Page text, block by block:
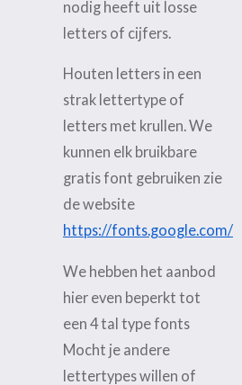
nodig heeft uit losse
letters of cijfers.
Houten letters in een
strak lettertype of
letters met krullen. We
kunnen elk bruikbare
gratis font gebruiken zie
de website
https://fonts.google.com/
We hebben het aanbod
hier even beperkt tot
een 4 tal type fonts
Mocht je andere
lettertypes willen of